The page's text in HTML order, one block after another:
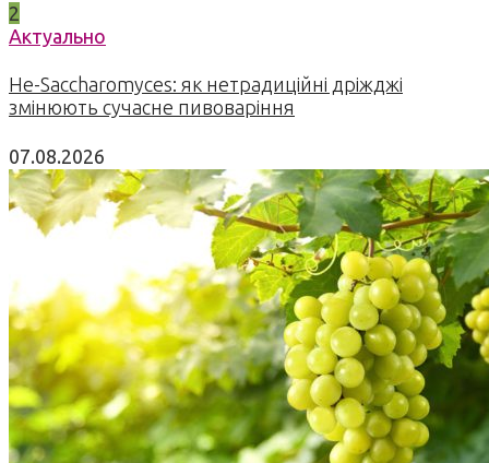
2
Актуально
Не-Saccharomyces: як нетрадиційні дріжджі
змінюють сучасне пивоваріння
07.08.2026